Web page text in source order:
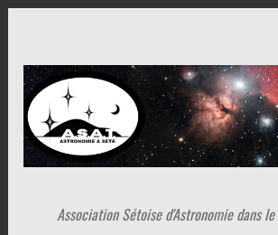
Association Sétoise d'Astronomie dans le